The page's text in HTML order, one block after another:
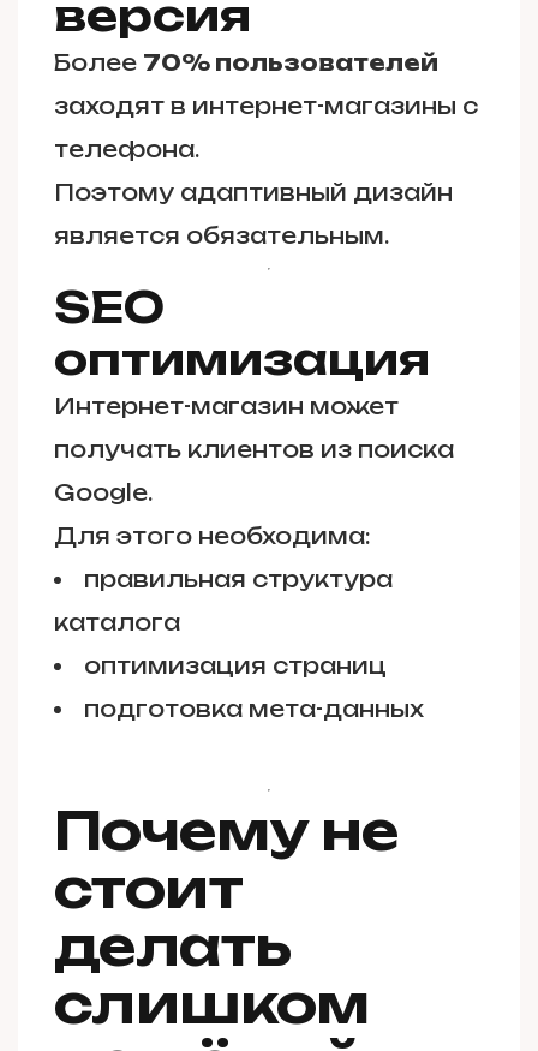
версия
Более 70% пользователей
заходят в интернет-магазины с
телефона.
Поэтому адаптивный дизайн
является обязательным.
SEO
оптимизация
Интернет-магазин может
получать клиентов из поиска
Google.
Для этого необходима:
правильная структура
каталога
оптимизация страниц
подготовка мета-данных
Почему не
стоит
делать
слишком